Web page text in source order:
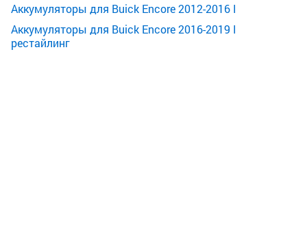
Аккумуляторы для Buick Encore 2012-2016 I
Аккумуляторы для Buick Encore 2016-2019 I
рестайлинг